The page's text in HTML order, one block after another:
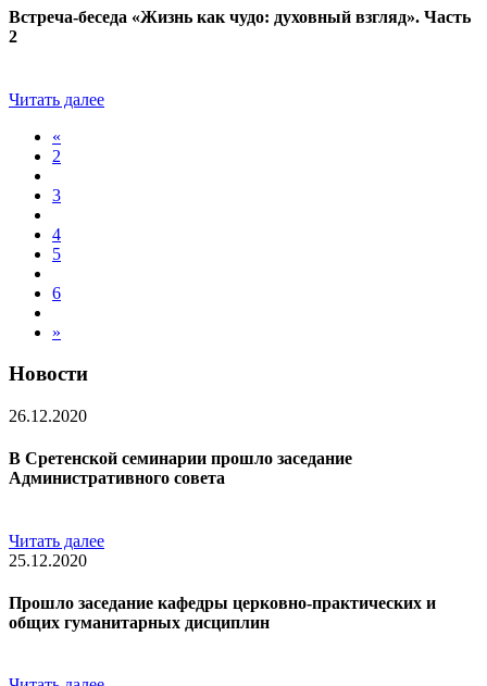
Встреча-беседа «Жизнь как чудо: духовный взгляд». Часть
2
Читать далее
«
2
3
4
5
6
»
Новости
26.12.2020
В Сретенской семинарии прошло заседание
Административного совета
Читать далее
25.12.2020
Прошло заседание кафедры церковно-практических и
общих гуманитарных дисциплин